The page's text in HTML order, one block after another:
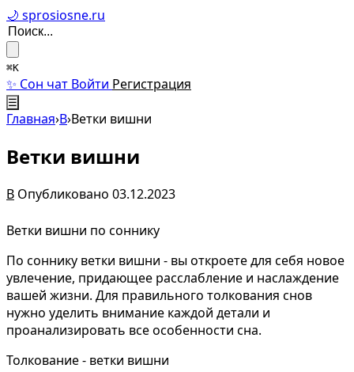
🌙 sprosiosne.ru
⌘K
✨ Сон чат Войти Регистрация
☰
Главная›В›Ветки вишни
Ветки вишни
В Опубликовано 03.12.2023
Ветки вишни по соннику
По соннику ветки вишни - вы откроете для себя новое
увлечение, придающее расслабление и наслаждение
вашей жизни. Для правильного толкования снов
нужно уделить внимание каждой детали и
проанализировать все особенности сна.
Толкование - ветки вишни